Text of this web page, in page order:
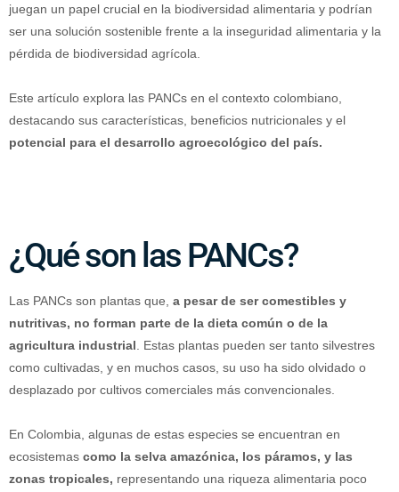
juegan un papel crucial en la biodiversidad alimentaria y podrían
ser una solución sostenible frente a la inseguridad alimentaria y la
pérdida de biodiversidad agrícola.
Este artículo explora las PANCs en el contexto colombiano,
destacando sus características, beneficios nutricionales y el
potencial para el desarrollo agroecológico del país.
¿Qué son las PANCs?
Las PANCs son plantas que, a pesar de ser comestibles y
nutritivas, no forman parte de la dieta común o de la
agricultura industrial . Estas plantas pueden ser tanto silvestres
como cultivadas, y en muchos casos, su uso ha sido olvidado o
desplazado por cultivos comerciales más convencionales.
En Colombia, algunas de estas especies se encuentran en
ecosistemas como la selva amazónica, los páramos, y las
zonas tropicales, representando una riqueza alimentaria poco